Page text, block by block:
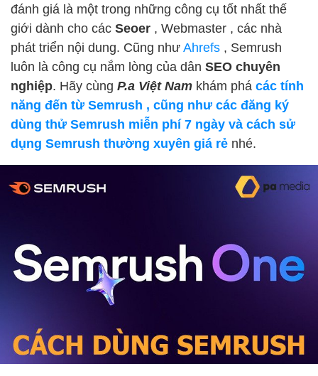
đánh giá là một trong những công cụ tốt nhất thế
giới dành cho các Seoer , Webmaster , các nhà
phát triển nội dung. Cũng như Ahrefs , Semrush
luôn là công cụ nắm lòng của dân SEO chuyên
nghiệp. Hãy cùng P.a Việt Nam khám phá các tính
năng đến từ Semrush , cũng như các đăng ký
dùng thử Semrush miễn phí 7 ngày và cách sử
dụng Semrush thường xuyên giá rẻ nhé.